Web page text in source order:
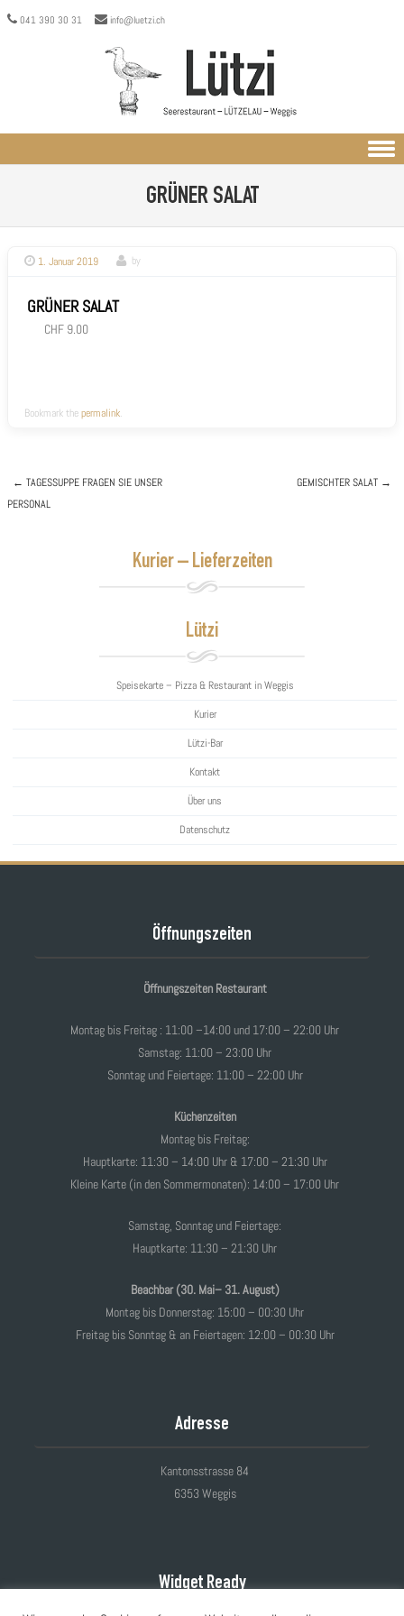
041 390 30 31 info@luetzi.ch
GRÜNER SALAT
1. Januar 2019 by
GRÜNER SALAT
CHF 9.00
Bookmark thepermalink.
Post navigation
← TAGESSUPPE FRAGEN SIE UNSER
PERSONAL
GEMISCHTER SALAT →
Kurier – Lieferzeiten
Lützi
Speisekarte – Pizza & Restaurant in Weggis
Kurier
Lützi-Bar
Kontakt
Über uns
Datenschutz
Öffnungszeiten
Öffnungszeiten Restaurant
Montag bis Freitag : 11:00 –14:00 und 17:00 – 22:00 Uhr
Samstag: 11:00 – 23:00 Uhr
Sonntag und Feiertage: 11:00 – 22:00 Uhr
Küchenzeiten
Montag bis Freitag:
Hauptkarte: 11:30 – 14:00 Uhr & 17:00 – 21:30 Uhr
Kleine Karte (in den Sommermonaten): 14:00 – 17:00 Uhr
Samstag, Sonntag und Feiertage:
Hauptkarte: 11:30 – 21:30 Uhr
Beachbar (30. Mai– 31. August)
Montag bis Donnerstag: 15:00 – 00:30 Uhr
Freitag bis Sonntag & an Feiertagen: 12:00 – 00:30 Uhr
Adresse
Kantonsstrasse 84
6353 Weggis
Widget Ready